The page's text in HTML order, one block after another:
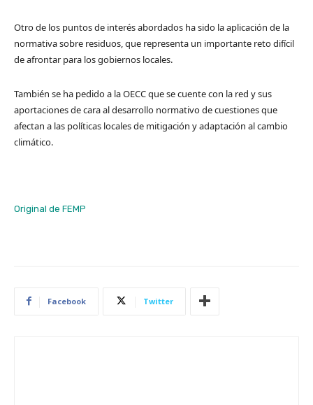
Otro de los puntos de interés abordados ha sido la aplicación de la
normativa sobre residuos, que representa un importante reto difícil
de afrontar para los gobiernos locales.
También se ha pedido a la OECC que se cuente con la red y sus
aportaciones de cara al desarrollo normativo de cuestiones que
afectan a las políticas locales de mitigación y adaptación al cambio
climático.
Original de FEMP
Facebook Twitter